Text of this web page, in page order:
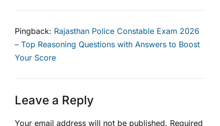
Pingback: Rajasthan Police Constable Exam 2026
– Top Reasoning Questions with Answers to Boost
Your Score
Leave a Reply
Your email address will not be published. Required